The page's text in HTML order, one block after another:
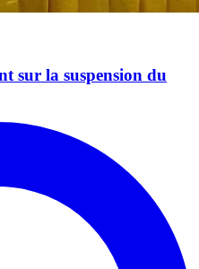
sur la suspension du